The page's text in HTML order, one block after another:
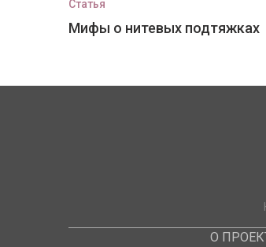
Статья
Мифы о нитевых подтяжках
О